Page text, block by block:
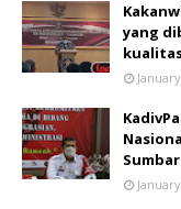
yang
Sumbar